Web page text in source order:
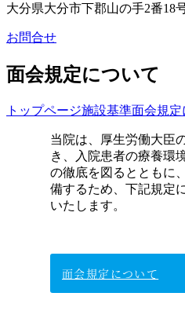
大分県大分市下郡山の手2番18
お問合せ
面会規定について
トップページ施設基準面会規定
当院は、厚生労働大臣
き、入院患者の療養環
の徹底を図るとともに
備するため、下記規定
いたします。
面会規定について